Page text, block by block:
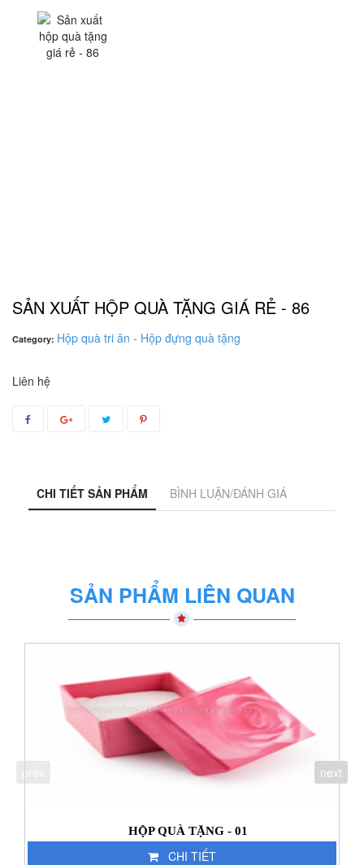
SẢN XUẤT HỘP QUÀ TẶNG GIÁ RẺ - 86
Category: Hộp quà tri ân - Hộp đựng quà tặng
Liên hệ
CHI TIẾT SẢN PHẨM BÌNH LUẬN/ĐÁNH GIÁ
SẢN PHẨM LIÊN QUAN
HỘP QUÀ TẶNG - 01
CHI TIẾT
next